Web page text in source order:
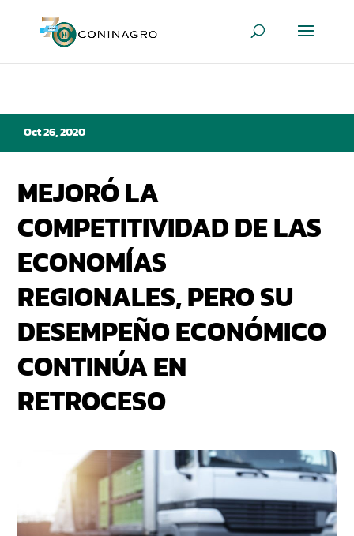
Oct 26, 2020
MEJORÓ LA
COMPETITIVIDAD DE LAS
ECONOMÍAS
REGIONALES, PERO SU
DESEMPEÑO ECONÓMICO
CONTINÚA EN
RETROCESO